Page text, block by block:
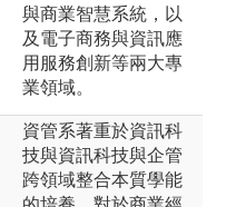
與商業智慧系統，以
及電子商務與資訊應
用服務創新等兩大專
業領域。
資管系著重於資訊科
技與資訊科技與企管
跨領域整合本質學能